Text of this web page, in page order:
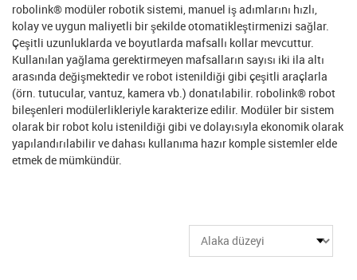
robolink® modüler robotik sistemi, manuel iş adımlarını hızlı,
kolay ve uygun maliyetli bir şekilde otomatikleştirmenizi sağlar.
Çeşitli uzunluklarda ve boyutlarda mafsallı kollar mevcuttur.
Kullanılan yağlama gerektirmeyen mafsalların sayısı iki ila altı
arasında değişmektedir ve robot istenildiği gibi çeşitli araçlarla
(örn. tutucular, vantuz, kamera vb.) donatılabilir. robolink® robot
bileşenleri modülerlikleriyle karakterize edilir. Modüler bir sistem
olarak bir robot kolu istenildiği gibi ve dolayısıyla ekonomik olarak
yapılandırılabilir ve dahası kullanıma hazır komple sistemler elde
etmek de mümkündür.